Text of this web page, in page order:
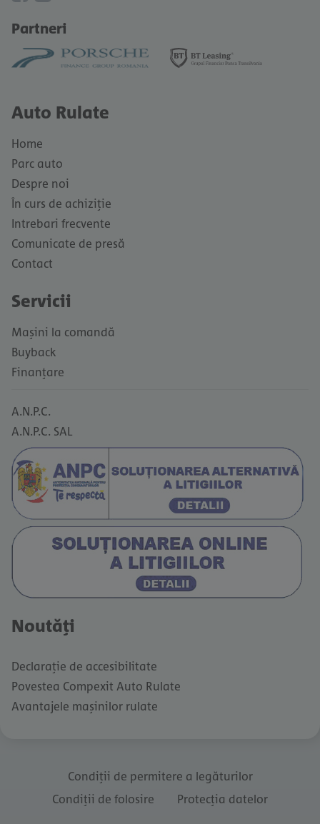
Partneri
Auto Rulate
Home
Parc auto
Despre noi
În curs de achiziție
Intrebari frecvente
Comunicate de presă
Contact
Servicii
Mașini la comandă
Buyback
Finanțare
A.N.P.C.
A.N.P.C. SAL
Noutăți
Declarație de accesibilitate
Povestea Compexit Auto Rulate
Avantajele mașinilor rulate
Condiții de permitere a legăturilor
Condiții de folosire
Protecția datelor